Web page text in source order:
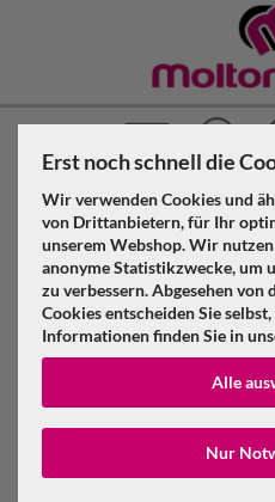
Erst noch schnell die
Wir verwenden Cookies und
von Drittanbietern, für Ihr
unserem Webshop. Wir
anonyme Statistikzwecke, um
zu verbessern. Abgesehen
Cookies entscheiden Sie
Informationen finden Sie in
Alle
Nur
Molton Markt » Molton »
Konfektioniert & geöst »
Bühnenmolton konfektioniert,
H=5m
Bühnenmolton
schiefergrau, B=3m